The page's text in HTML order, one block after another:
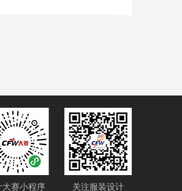
大赛小程序 关注服装设计